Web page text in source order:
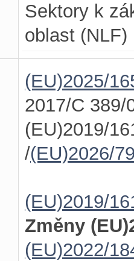
Sektory k
oblast (NLF)
(EU)2025/
2017/C
(EU)2019/
/(EU)2026/
(EU)2019/
Změny
(EU)2022/